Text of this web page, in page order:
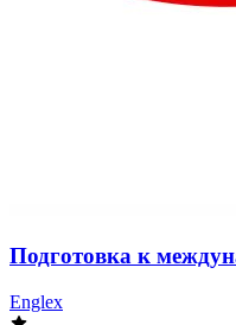
Подготовка к
Englex